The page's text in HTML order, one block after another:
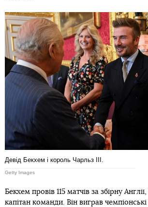
Девід Бекхем і король Чарльз ІІІ.
Getty Images
Бекхем провів 115 матчів за збірну
капітан команди. Він виграв